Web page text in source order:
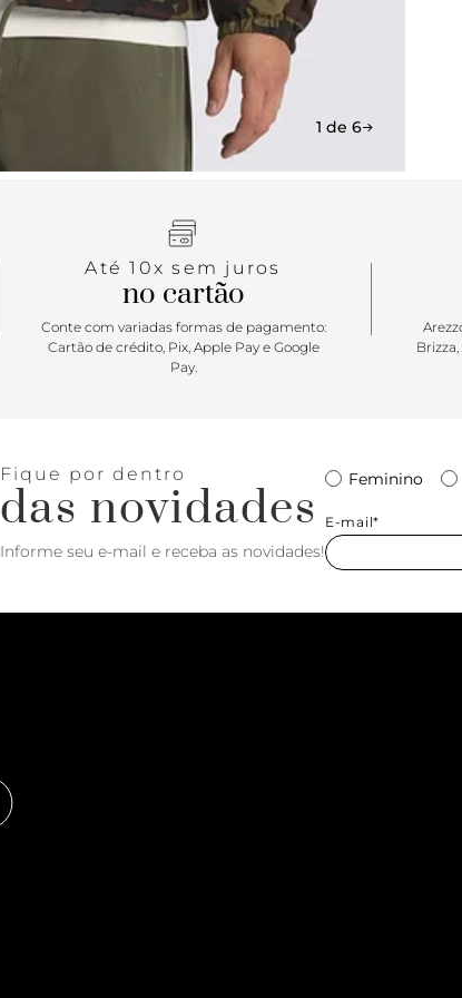
1 de 6
Até 10x sem juros
no cartão
Conte com variadas formas de pagamento:
Cartão de crédito, Pix, Apple Pay e Google
Pay.
Fique por dentro
das novidades
Informe seu e-mail e receba as novidades!
Feminino
E-mail*